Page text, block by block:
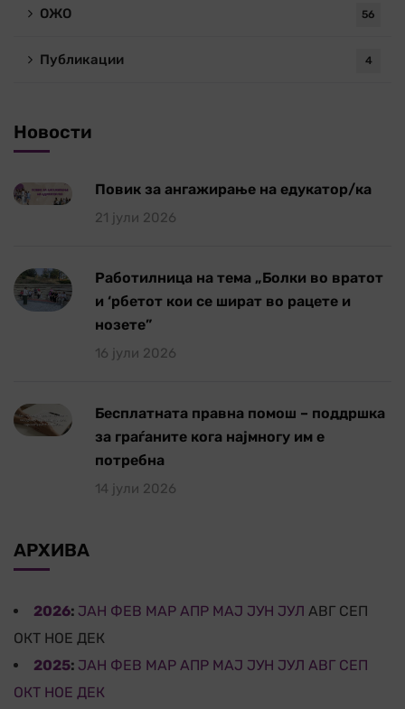
ОЖО 56
Публикации 4
Новости
Повик за ангажирање на едукатор/ка
21 јули 2026
Работилница на тема „Болки во вратот
и ‘рбетот кои се шират во рацете и
нозете”
16 јули 2026
Бесплатната правна помош – поддршка
за граѓаните кога најмногу им е
потребна
14 јули 2026
АРХИВА
2026: ЈАН ФЕВ МАР АПР МАЈ ЈУН ЈУЛ АВГ СЕП
ОКТ НОЕ ДЕК
2025: ЈАН ФЕВ МАР АПР МАЈ ЈУН ЈУЛ АВГ СЕП
ОКТ НОЕ ДЕК